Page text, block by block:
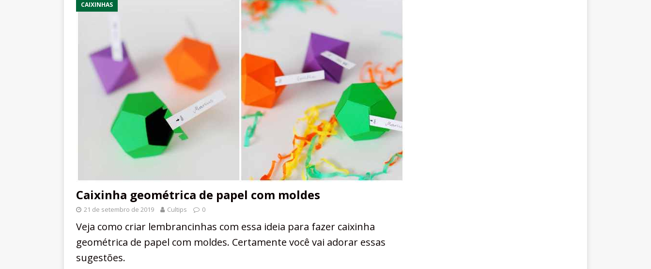
CAIXINHAS
Caixinha geométrica de papel com moldes
21 de setembro de 2019 Cultips 0
Veja como criar lembrancinhas com essa ideia para fazer caixinha
geométrica de papel com moldes. Certamente você vai adorar essas
sugestões.